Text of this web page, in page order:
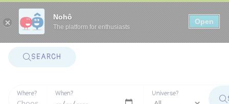
Nohô
The platform for enthusiasts
Open
SEARCH
Where? When? Universe?
Panneau de gestion des cookies